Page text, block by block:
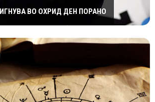
ВО ОХРИД ДЕН ПОРАНО